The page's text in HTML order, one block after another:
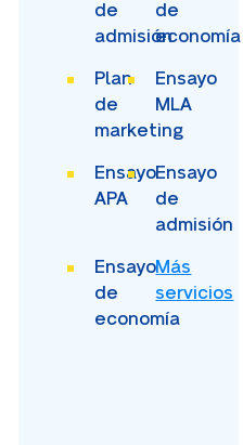
de
admisión
de
economía
Plan
de
marketing
Ensayo
MLA
Ensayo
APA
Ensayo
de
admisión
Ensayo
de
economía
Más
servicios